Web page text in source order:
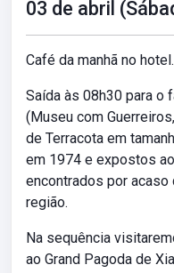
03 de abril
Café da manhã no hotel.
Saída às 08h30 para o
(Museu com
de Terracota em
em 1974 e expostos
encontrados por acaso
região.
Na sequência
ao Grand Pagoda de